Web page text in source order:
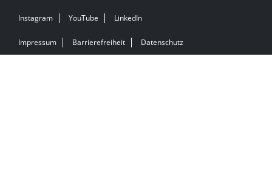
Instagram YouTube LinkedIn
Impressum Barrierefreiheit Datenschutz